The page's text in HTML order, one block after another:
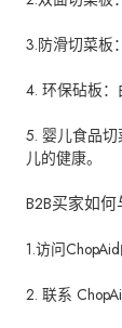
3.防滑切菜板
4. 环保砧板：
5. 婴儿食品
儿的健康。
B2B买家如
1.访问
2. 联系